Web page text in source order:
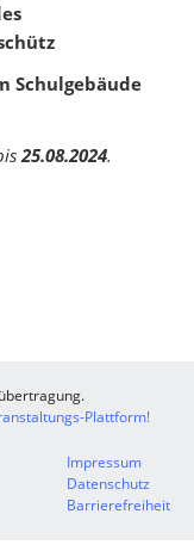
Schulgebäude
25.08.2024.
Plattform!
Impressum
Datenschutz
Barrierefreiheit